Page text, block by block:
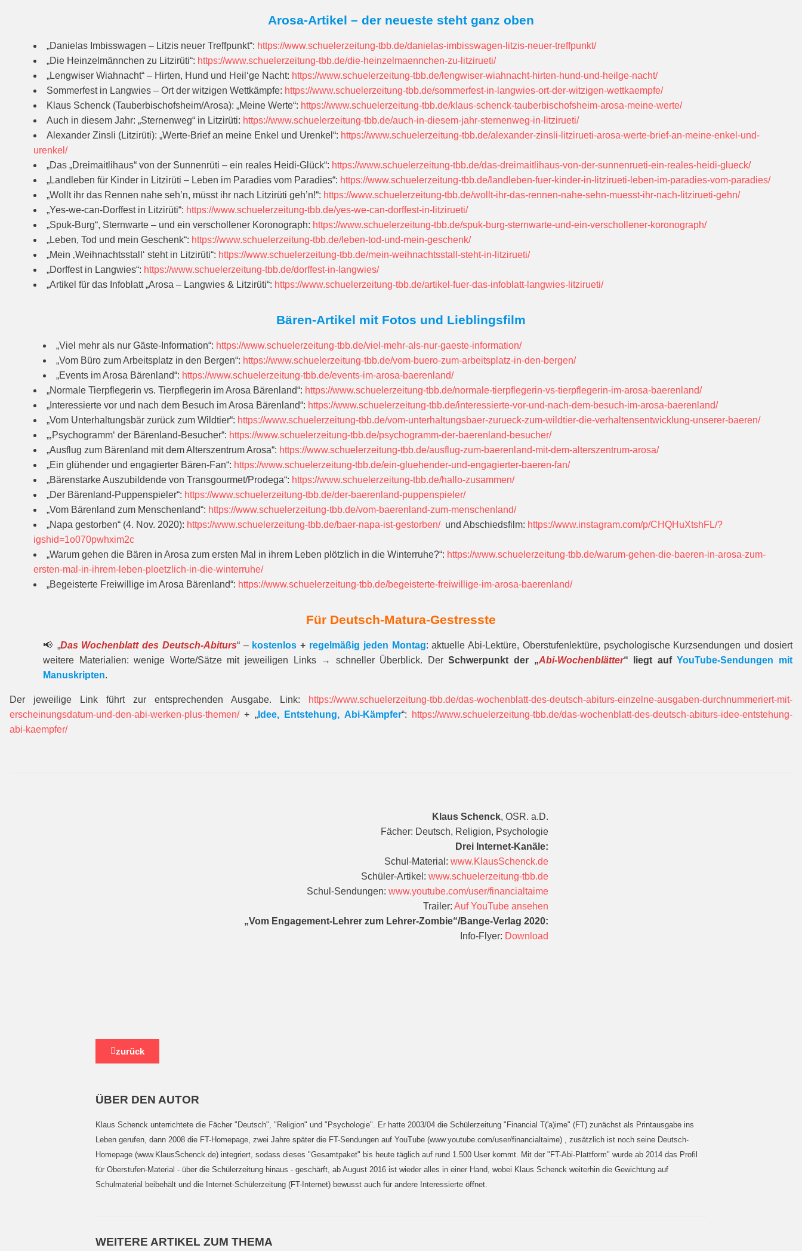
Arosa-Artikel – der neueste steht ganz oben
„Danielas Imbisswagen – Litzis neuer Treffpunkt“: https://www.schuelerzeitung-tbb.de/danielas-imbisswagen-litzis-neuer-treffpunkt/
„Die Heinzelmännchen zu Litzirüti“: https://www.schuelerzeitung-tbb.de/die-heinzelmaennchen-zu-litzirueti/
„Lengwiser Wiahnacht“ – Hirten, Hund und Heil‘ge Nacht: https://www.schuelerzeitung-tbb.de/lengwiser-wiahnacht-hirten-hund-und-heilge-nacht/
Sommerfest in Langwies – Ort der witzigen Wettkämpfe: https://www.schuelerzeitung-tbb.de/sommerfest-in-langwies-ort-der-witzigen-wettkaempfe/
Klaus Schenck (Tauberbischofsheim/Arosa): „Meine Werte“: https://www.schuelerzeitung-tbb.de/klaus-schenck-tauberbischofsheim-arosa-meine-werte/
Auch in diesem Jahr: „Sternenweg“ in Litzirüti: https://www.schuelerzeitung-tbb.de/auch-in-diesem-jahr-sternenweg-in-litzirueti/
Alexander Zinsli (Litzirüti): „Werte-Brief an meine Enkel und Urenkel“: https://www.schuelerzeitung-tbb.de/alexander-zinsli-litzirueti-arosa-werte-brief-an-meine-enkel-und-
urenkel/
„Das „Dreimaitlihaus“ von der Sunnenrüti – ein reales Heidi-Glück“: https://www.schuelerzeitung-tbb.de/das-dreimaitlihaus-von-der-sunnenrueti-ein-reales-heidi-glueck/
„Landleben für Kinder in Litzirüti – Leben im Paradies vom Paradies“: https://www.schuelerzeitung-tbb.de/landleben-fuer-kinder-in-litzirueti-leben-im-paradies-vom-paradies/
„Wollt ihr das Rennen nahe seh’n, müsst ihr nach Litzirüti geh’n!“: https://www.schuelerzeitung-tbb.de/wollt-ihr-das-rennen-nahe-sehn-muesst-ihr-nach-litzirueti-gehn/
„Yes-we-can-Dorffest in Litzirüti“: https://www.schuelerzeitung-tbb.de/yes-we-can-dorffest-in-litzirueti/
„Spuk-Burg“, Sternwarte – und ein verschollener Koronograph: https://www.schuelerzeitung-tbb.de/spuk-burg-sternwarte-und-ein-verschollener-koronograph/
„Leben, Tod und mein Geschenk“: https://www.schuelerzeitung-tbb.de/leben-tod-und-mein-geschenk/
„Mein ‚Weihnachtsstall‘ steht in Litzirüti“: https://www.schuelerzeitung-tbb.de/mein-weihnachtsstall-steht-in-litzirueti/
„Dorffest in Langwies“: https://www.schuelerzeitung-tbb.de/dorffest-in-langwies/
„Artikel für das Infoblatt „Arosa – Langwies & Litzirüti“: https://www.schuelerzeitung-tbb.de/artikel-fuer-das-infoblatt-langwies-litzirueti/
Bären-Artikel mit Fotos und Lieblingsfilm
„Viel mehr als nur Gäste-Information“: https://www.schuelerzeitung-tbb.de/viel-mehr-als-nur-gaeste-information/
„Vom Büro zum Arbeitsplatz in den Bergen“: https://www.schuelerzeitung-tbb.de/vom-buero-zum-arbeitsplatz-in-den-bergen/
„Events im Arosa Bärenland“: https://www.schuelerzeitung-tbb.de/events-im-arosa-baerenland/
„Normale Tierpflegerin vs. Tierpflegerin im Arosa Bärenland“: https://www.schuelerzeitung-tbb.de/normale-tierpflegerin-vs-tierpflegerin-im-arosa-baerenland/
„Interessierte vor und nach dem Besuch im Arosa Bärenland“: https://www.schuelerzeitung-tbb.de/interessierte-vor-und-nach-dem-besuch-im-arosa-baerenland/
„Vom Unterhaltungsbär zurück zum Wildtier“: https://www.schuelerzeitung-tbb.de/vom-unterhaltungsbaer-zurueck-zum-wildtier-die-verhaltensentwicklung-unserer-baeren/
„‚Psychogramm‘ der Bärenland-Besucher“: https://www.schuelerzeitung-tbb.de/psychogramm-der-baerenland-besucher/
„Ausflug zum Bärenland mit dem Alterszentrum Arosa“: https://www.schuelerzeitung-tbb.de/ausflug-zum-baerenland-mit-dem-alterszentrum-arosa/
„Ein glühender und engagierter Bären-Fan“: https://www.schuelerzeitung-tbb.de/ein-gluehender-und-engagierter-baeren-fan/
„Bärenstarke Auszubildende von Transgourmet/Prodega“: https://www.schuelerzeitung-tbb.de/hallo-zusammen/
„Der Bärenland-Puppenspieler“: https://www.schuelerzeitung-tbb.de/der-baerenland-puppenspieler/
„Vom Bärenland zum Menschenland“: https://www.schuelerzeitung-tbb.de/vom-baerenland-zum-menschenland/
„Napa gestorben“ (4. Nov. 2020): https://www.schuelerzeitung-tbb.de/baer-napa-ist-gestorben/und Abschiedsfilm: https://www.instagram.com/p/CHQHuXtshFL/?
igshid=1o070pwhxim2c
„Warum gehen die Bären in Arosa zum ersten Mal in ihrem Leben plötzlich in die Winterruhe?“: https://www.schuelerzeitung-tbb.de/warum-gehen-die-baeren-in-arosa-zum-
ersten-mal-in-ihrem-leben-ploetzlich-in-die-winterruhe/
„Begeisterte Freiwillige im Arosa Bärenland“: https://www.schuelerzeitung-tbb.de/begeisterte-freiwillige-im-arosa-baerenland/
Für Deutsch-Matura-Gestresste
📢 „Das Wochenblatt des Deutsch-Abiturs“ – kostenlos + regelmäßig jeden Montag: aktuelle Abi-Lektüre, Oberstufenlektüre, psychologische Kurzsendungen und dosiert
weitere Materialien: wenige Worte/Sätze mit jeweiligen Links → schneller Überblick. DerSchwerpunkt der „Abi-Wochenblätter“ liegt aufYouTube-Sendungen mit
Manuskripten.
Der jeweilige Link führt zur entsprechenden Ausgabe. Link:
https://www.schuelerzeitung-tbb.de/das-wochenblatt-des-deutsch-abiturs-einzelne-ausgaben-durchnummeriert-mit-
erscheinungsdatum-und-den-abi-werken-plus-themen/+ „Idee, Entstehung, Abi-Kämpfer“:
https://www.schuelerzeitung-tbb.de/das-wochenblatt-des-deutsch-abiturs-idee-entstehung-
abi-kaempfer/
Klaus Schenck, OSR. a.D.
Fächer: Deutsch, Religion, Psychologie
Drei Internet-Kanäle:
Schul-Material:www.KlausSchenck.de
Schüler-Artikel:www.schuelerzeitung-tbb.de
Schul-Sendungen:www.youtube.com/user/financialtaime
Trailer:Auf YouTube ansehen
„Vom Engagement-Lehrer zum Lehrer-Zombie“/Bange-Verlag 2020:
Info-Flyer: Download
zurück
ÜBER DEN AUTOR
Klaus Schenck unterrichtete die Fächer "Deutsch", "Religion" und "Psychologie". Er hatte 2003/04 die Schülerzeitung "Financial T('a)ime" (FT) zunächst als Printausgabe ins
Leben gerufen, dann 2008 die FT-Homepage, zwei Jahre später die FT-Sendungen auf YouTube (www.youtube.com/user/financialtaime) , zusätzlich ist noch seine Deutsch-
Homepage (www.KlausSchenck.de) integriert, sodass dieses "Gesamtpaket" bis heute täglich auf rund 1.500 User kommt. Mit der "FT-Abi-Plattform" wurde ab 2014 das Profil
für Oberstufen-Material - über die Schülerzeitung hinaus - geschärft, ab August 2016 ist wieder alles in einer Hand, wobei Klaus Schenck weiterhin die Gewichtung auf
Schulmaterial beibehält und die Internet-Schülerzeitung (FT-Internet) bewusst auch für andere Interessierte öffnet.
WEITERE ARTIKEL ZUM THEMA